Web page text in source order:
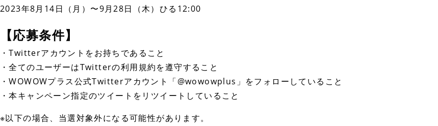
2023年8月14日（月）〜9月28日（木）ひる12:00
【応募条件】
・Twitterアカウントをお持ちであること
・全てのユーザーはTwitterの利用規約を遵守すること
・WOWOWプラス公式Twitterアカウント「@wowowplus」をフォローしていること
・本キャンペーン指定のツイートをリツイートしていること
※以下の場合、当選対象外になる可能性があります。